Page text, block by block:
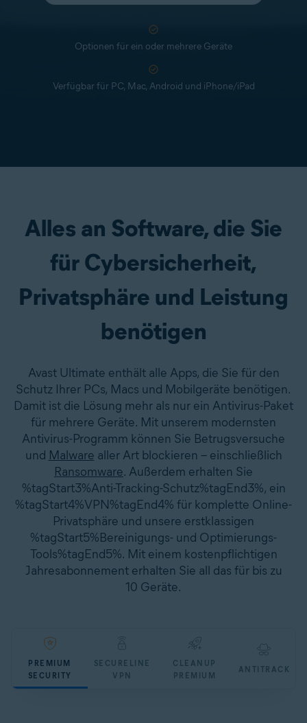
Optionen für ein oder mehrere Geräte
Verfügbar für PC, Mac, Android und iPhone/iPad
Alles an Software, die Sie
für Cybersicherheit,
Privatsphäre und Leistung
benötigen
Avast Ultimate enthält alle Apps, die Sie für den
Schutz Ihrer PCs, Macs und Mobilgeräte benötigen.
Damit ist die Lösung mehr als nur ein Antivirus-Paket
für mehrere Geräte. Mit unserem modernsten
Antivirus-Programm können Sie Betrugsversuche
und Malware aller Art blockieren – einschließlich
Ransomware. Außerdem erhalten Sie
%tagStart3%Anti-Tracking-Schutz%tagEnd3%, ein
%tagStart4%VPN%tagEnd4% für komplette Online-
Privatsphäre und unsere erstklassigen
%tagStart5%Bereinigungs- und Optimierungs-
Tools%tagEnd5%. Mit einem kostenpflichtigen
Jahresabonnement erhalten Sie all das für bis zu
10 Geräte.
PREMIUM
SECURITY
SECURELINE
VPN
CLEANUP
PREMIUM
ANTITRACK